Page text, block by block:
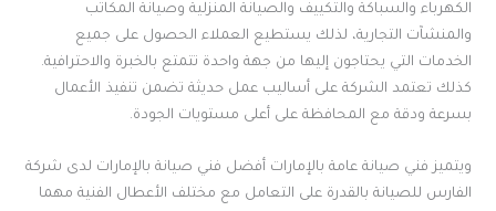
الكهرباء والسباكة والتكييف والصيانة المنزلية وصيانة المكاتب
والمنشآت التجارية، لذلك يستطيع العملاء الحصول على جميع
الخدمات التي يحتاجون إليها من جهة واحدة تتمتع بالخبرة والاحترافية.
كذلك تعتمد الشركة على أساليب عمل حديثة تضمن تنفيذ الأعمال
بسرعة ودقة مع المحافظة على أعلى مستويات الجودة.
ويتميز فني صيانة عامة بالإمارات أفضل فني صيانة بالإمارات لدى شركة
الفارس للصيانة بالقدرة على التعامل مع مختلف الأعطال الفنية مهما